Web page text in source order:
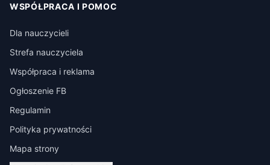
WSPÓŁPRACA I POMOC
Dla nauczycieli
Strefa nauczyciela
Współpraca i reklama
Ogłoszenie FB
Regulamin
Polityka prywatności
Mapa strony